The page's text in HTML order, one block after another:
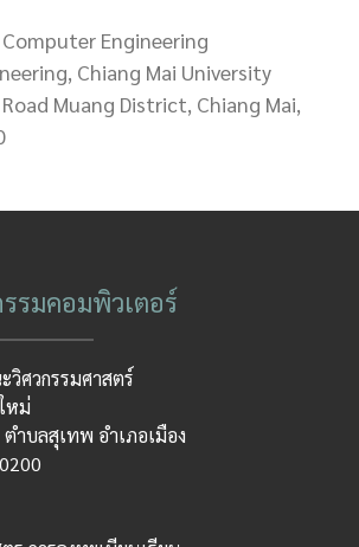
Engineering
Chiang Mai University
Muang District, Chiang Mai,
รมคอมพิวเตอร์
ศวกรรมศาสตร์
หม่
ำบลสุเทพ อำเภอเมือง